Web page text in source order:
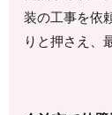
装の工事を依
りと押さえ、